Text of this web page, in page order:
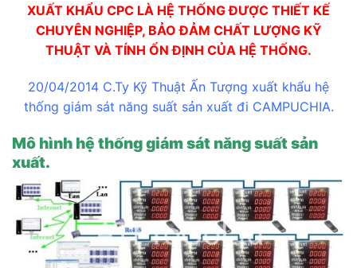
XUẤT KHẨU CPC LÀ HỆ THỐNG ĐƯỢC THIẾT KẾ
CHUYÊN NGHIỆP, BẢO ĐẢM CHẤT LƯỢNG KỸ
THUẬT VÀ TÍNH ỔN ĐỊNH CỦA HỆ THỐNG.
20/04/2014 C.Ty Kỹ Thuật Ấn Tượng xuất khẩu hệ
thống giám sát năng suất sản xuất đi CAMPUCHIA.
Mô hình hệ thống giám sát năng suất sản
xuất.